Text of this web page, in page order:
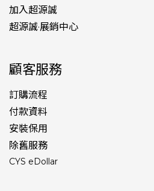
加入超源誠
超源誠·展銷中心
顧客服務
訂購流程
付款資料
安裝保用
除舊服務
CYS eDollar